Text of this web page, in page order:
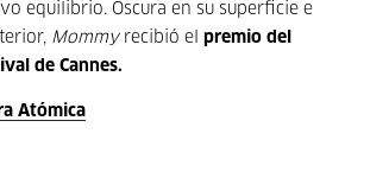
equilibrio. Oscura en su superficie e
Mommyrecibió el premio del
de Cannes.
Atómica